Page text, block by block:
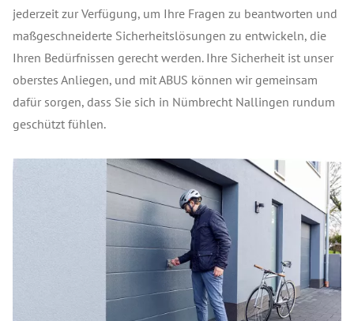
jederzeit zur Verfügung, um Ihre Fragen zu beantworten und
maßgeschneiderte Sicherheitslösungen zu entwickeln, die
Ihren Bedürfnissen gerecht werden. Ihre Sicherheit ist unser
oberstes Anliegen, und mit ABUS können wir gemeinsam
dafür sorgen, dass Sie sich in Nümbrecht Nallingen rundum
geschützt fühlen.